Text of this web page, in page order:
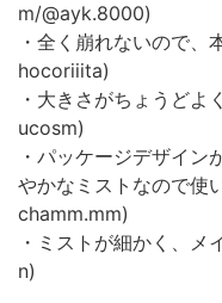
m/@ayk.8000)
・全く崩れないので
hocoriiita)
・大きさがちょうど
ucosm)
・パッケージデザイン
やかなミストなので使
chamm.mm)
・ミストが細かく、
n)